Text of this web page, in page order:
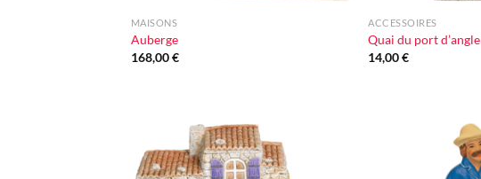
MAISONS
Auberge
168,00€
ACCESSOIRES
Quai du port d’angle
14,00€